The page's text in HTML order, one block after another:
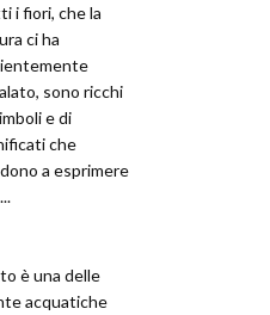
i fiori, che la
ci ha
sono ricchi
e di
che
a esprimere
è una delle
acquatiche